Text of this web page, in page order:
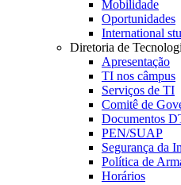
Mobilidade
Oportunidades
International
Diretoria de
Apresentação
TI nos câmpus
Serviços de TI
Comitê de
Documentos
PEN/SUAP
Segurança da
Política de
Horários